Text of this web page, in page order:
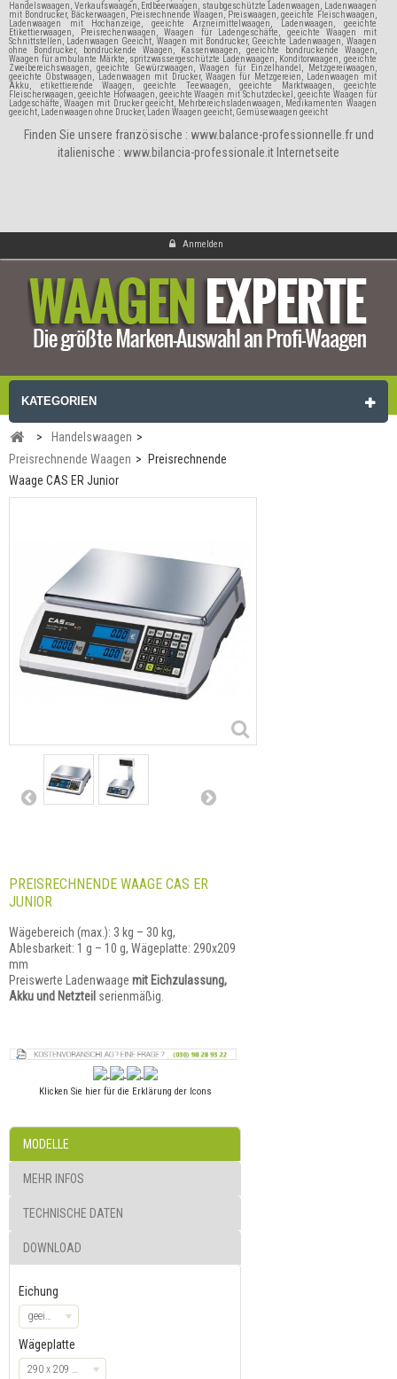
Handelswaagen, Verkaufswaagen, Erdbeerwaagen, staubgeschützte Ladenwaagen, Ladenwaagen
mit Bondrucker, Bäckerwaagen, Preisrechnende Waagen, Preiswaagen, geeichte Fleischwaagen,
Ladenwaagen mit Hochanzeige, geeichte Arzneimittelwaagen, Ladenwaagen, geeichte
Etikettierwaagen, Preisrechenwaagen, Waagen für Ladengeschäfte, geeichte Waagen mit
Schnittstellen, Ladenwaagen Geeicht, Waagen mit Bondrucker, Geeichte Ladenwaagen, Waagen
ohne Bondrucker, bondruckende Waagen, Kassenwaagen, geeichte bondruckende Waagen,
Waagen für ambulante Märkte, spritzwassergeschützte Ladenwaagen, Konditorwaagen, geeichte
Zweibereichswaagen, geeichte Gewürzwaagen, Waagen für Einzelhandel, Metzgereiwaagen,
geeichte Obstwaagen, Ladenwaagen mit Drucker, Waagen für Metzgereien, Ladenwaagen mit
Akku, etikettierende Waagen, geeichte Teewaagen, geeichte Marktwaagen, geeichte
Fleischerwaagen, geeichte Hofwaagen, geeichte Waagen mit Schutzdeckel, geeichte Waagen für
Ladgeschäfte, Waagen mit Drucker geeicht, Mehrbereichsladenwaagen, Medikamenten Waagen
geeicht, Ladenwaagen ohne Drucker, Laden Waagen geeicht, Gemüsewaagen geeicht
Finden Sie unsere französische : www.balance-professionnelle.frund
italienische : www.bilancia-professionale.it Internetseite
Anmelden
KATEGORIEN
> Handelswaagen >
Preisrechnende Waagen >
Preisrechnende
Waage CAS ER Junior
PREISRECHNENDE WAAGE CAS ER
JUNIOR
Wägebereich (max.): 3 kg – 30 kg,
Ablesbarkeit: 1 g – 10 g, Wägeplatte: 290x209
mm
Preiswerte Ladenwaage mit Eichzulassung,
Akku und Netzteil serienmäßig.
Klicken Sie hier für die Erklärung der Icons
MODELLE
MEHR INFOS
TECHNISCHE DATEN
DOWNLOAD
Eichung
geeicht
Wägeplatte
290 x 209 mm